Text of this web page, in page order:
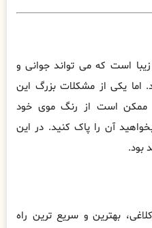
است که می تواند جوانی و
اما یکی از مشکلات بزرگ این
ممکن است از رنگ موی خود
آن را پاک کنید. در این
بود.
بهترین و سریع ترین راه